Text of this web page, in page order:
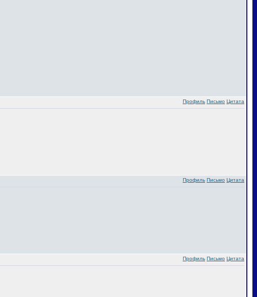
Профиль Письмо Цитата
Профиль Письмо Цитата
Профиль Письмо Цитата